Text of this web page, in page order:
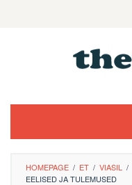
HOMEPAGE / ET / VIASIL /
EELISED JA TULEMUSED